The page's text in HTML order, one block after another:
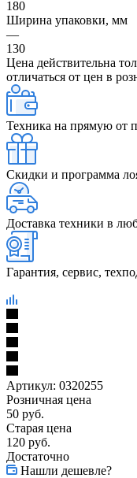
180
Ширина упаковки, мм
—
130
Цена действительна
отличаться от цен в
Техника на прямую от
Скидки и программа
Доставка техники в
Гарантия, сервис,
Артикул: 0320255
Розничная цена
50 руб.
Старая цена
120 руб.
Достаточно
Нашли дешевле?